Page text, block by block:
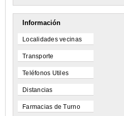
Información
Localidades vecinas
Transporte
Teléfonos Utiles
Distancias
Farmacias de Turno